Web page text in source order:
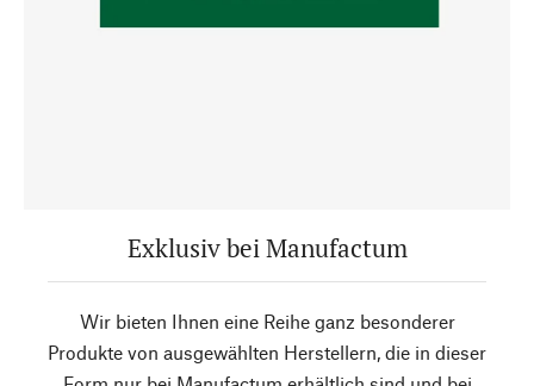
Exklusiv bei Manufactum
Wir bieten Ihnen eine Reihe ganz besonderer
Produkte von ausgewählten Herstellern, die in dieser